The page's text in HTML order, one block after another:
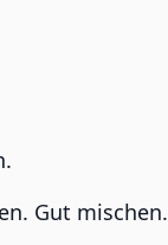
Gut mischen.